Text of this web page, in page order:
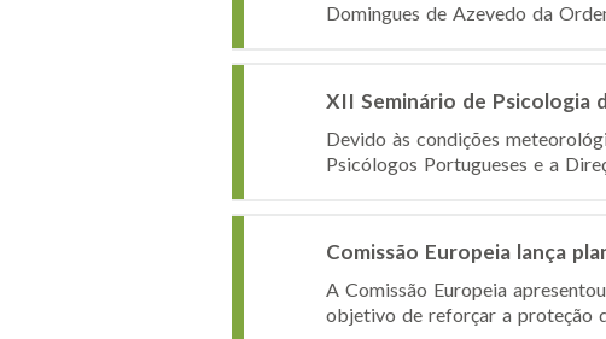
Domingues de Azevedo da
XII Seminário de Psicologia
Devido às condições
Psicólogos Portugueses e a
Comissão Europeia lança
A Comissão Europeia
objetivo de reforçar a proteção